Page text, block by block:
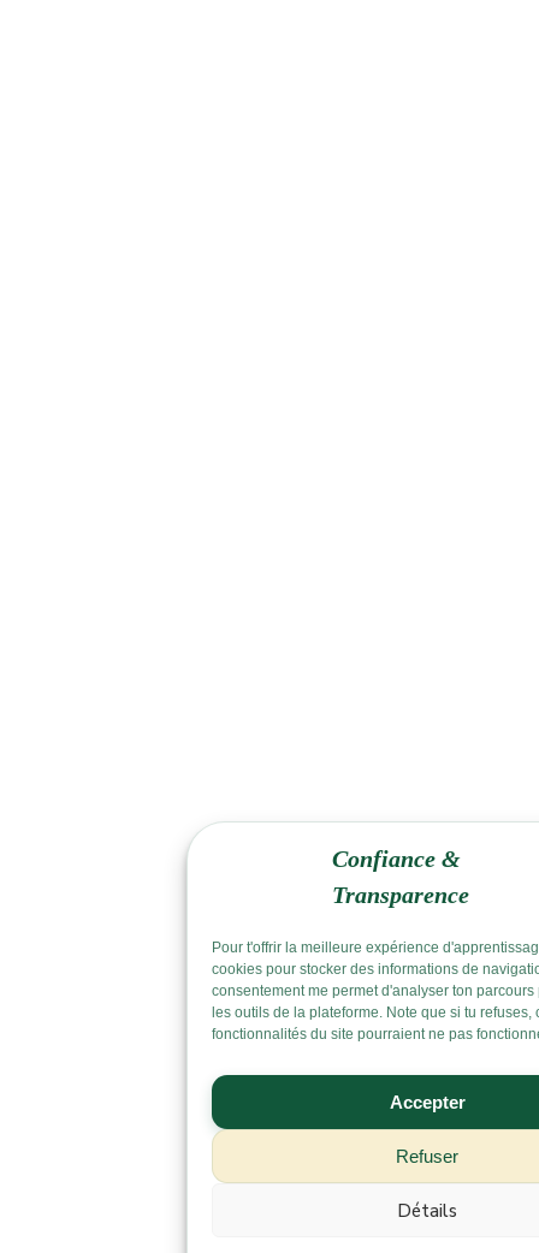
Confiance &
Transparence
Pour t'offrir la meilleure expérience
cookies pour stocker des informations de
consentement me permet d'analyser ton
les outils de la plateforme. Note que si tu refuses,
fonctionnalités du site pourraient ne pas
Accepter
Refuser
Détails